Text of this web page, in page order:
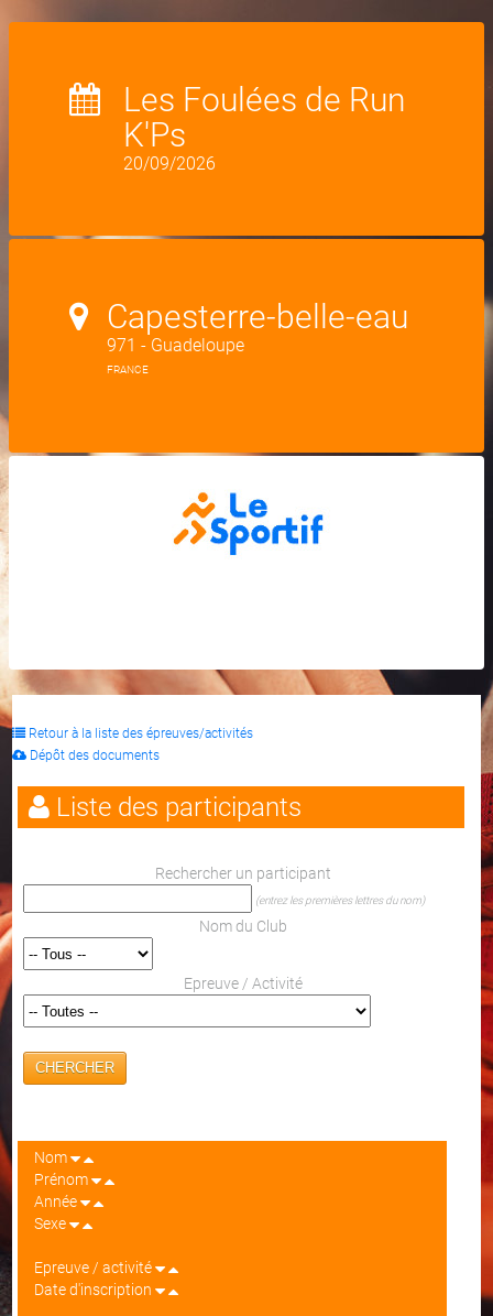
Les Foulées de Run
K'Ps
20/09/2026
Capesterre-belle-eau
971 - Guadeloupe
FRANCE
Retour à la liste des épreuves/activités
Dépôt des documents
Liste des participants
Rechercher un participant
(entrez les premières lettres du nom)
Nom du Club
Epreuve / Activité
CHERCHER
Nom
Prénom
Année
Sexe
Epreuve / activité
Date d'inscription